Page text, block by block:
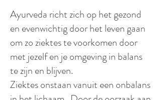
Ayurveda richt zich op het gezond
en evenwichtig door het leven gaan
om zo ziektes te voorkomen door
met jezelf en je omgeving in balans
te zijn en blijven.
Ziektes onstaan vanuit een onbalans